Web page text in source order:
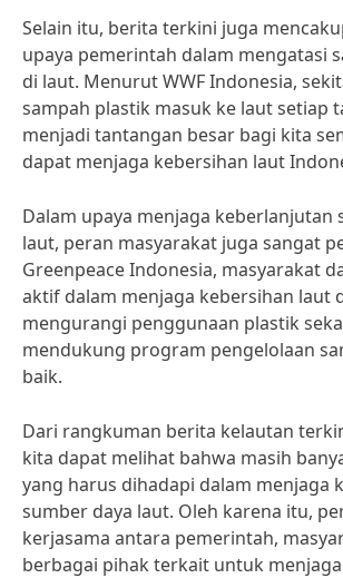
Selain itu, berita terkini juga
upaya pemerintah dalam mengatasi
di laut. Menurut WWF Indonesia,
sampah plastik masuk ke laut setiap
menjadi tantangan besar bagi kita
dapat menjaga kebersihan laut
Dalam upaya menjaga keberlanjutan
laut, peran masyarakat juga sangat
Greenpeace Indonesia, masyarakat
aktif dalam menjaga kebersihan laut
mengurangi penggunaan plastik
mendukung program pengelolaan
baik.
Dari rangkuman berita kelautan
kita dapat melihat bahwa masih
yang harus dihadapi dalam menjaga
sumber daya laut. Oleh karena itu,
kerjasama antara pemerintah,
berbagai pihak terkait untuk